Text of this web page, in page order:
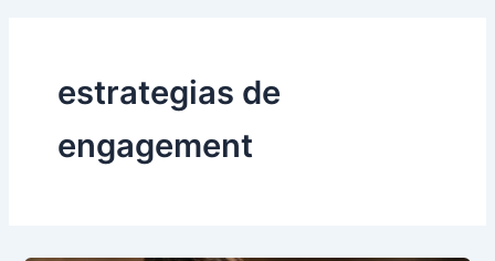
estrategias de
engagement